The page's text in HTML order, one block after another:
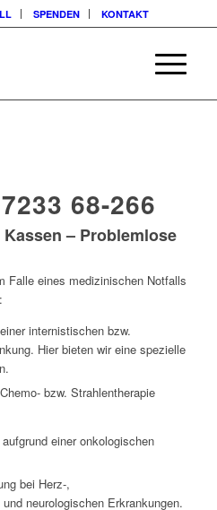
SPENDEN KONTAKT
68-266
– Problemlose
Falle eines medizinischen Notfalls
internistischen bzw.
Hier bieten wir eine spezielle
bzw. Strahlentherapie
einer onkologischen
bei Herz-,
neurologischen Erkrankungen.